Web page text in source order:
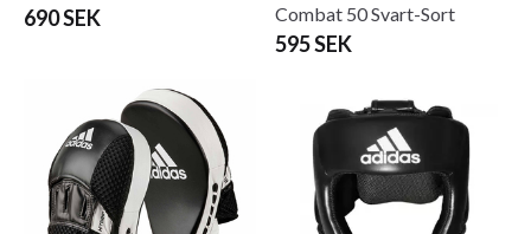
690 SEK
Combat 50 Svart-Sort
595 SEK